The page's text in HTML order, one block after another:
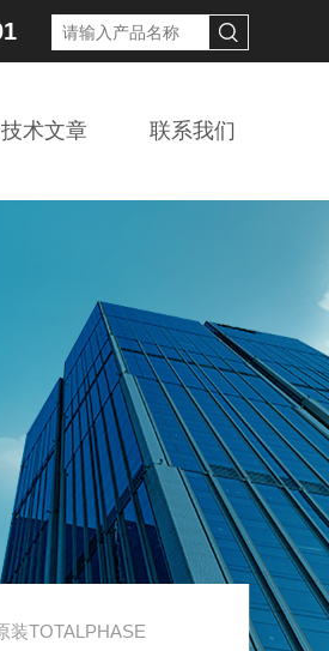
技术文章 联系我们
装TOTALPHASE